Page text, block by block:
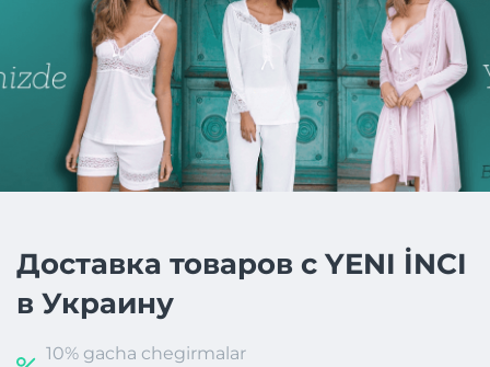
Доставка товаров с YENI İNCI
в Украину
10% gacha chegirmalar